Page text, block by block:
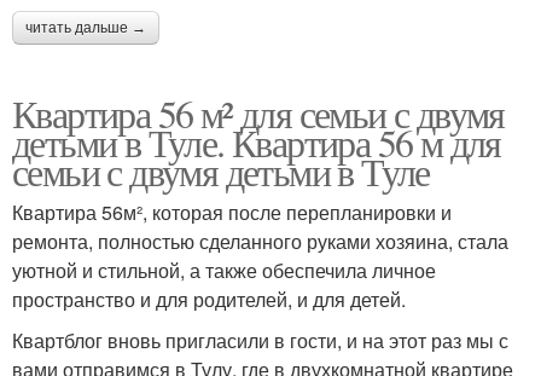
читать дальше →
Квартира 56 м² для семьи с двумя
детьми в Туле. Квартира 56 м для
семьи с двумя детьми в Туле
Квартира 56м², которая после перепланировки и
ремонта, полностью сделанного руками хозяина, стала
уютной и стильной, а также обеспечила личное
пространство и для родителей, и для детей.
Квартблог вновь пригласили в гости, и на этот раз мы с
вами отправимся в Тулу, где в двухкомнатной квартире